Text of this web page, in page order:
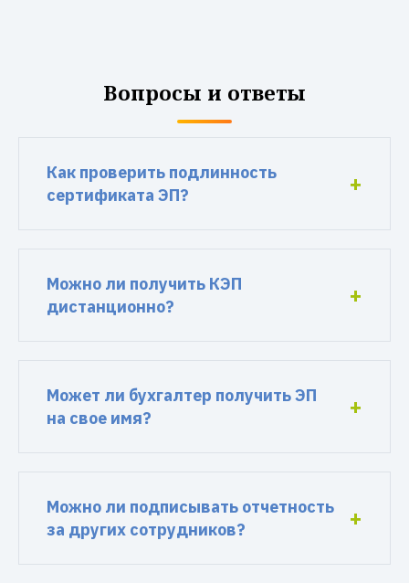
Вопросы и ответы
Как проверить подлинность
сертификата ЭП?
Можно ли получить КЭП
дистанционно?
Может ли бухгалтер получить ЭП
на свое имя?
Можно ли подписывать отчетность
за других сотрудников?